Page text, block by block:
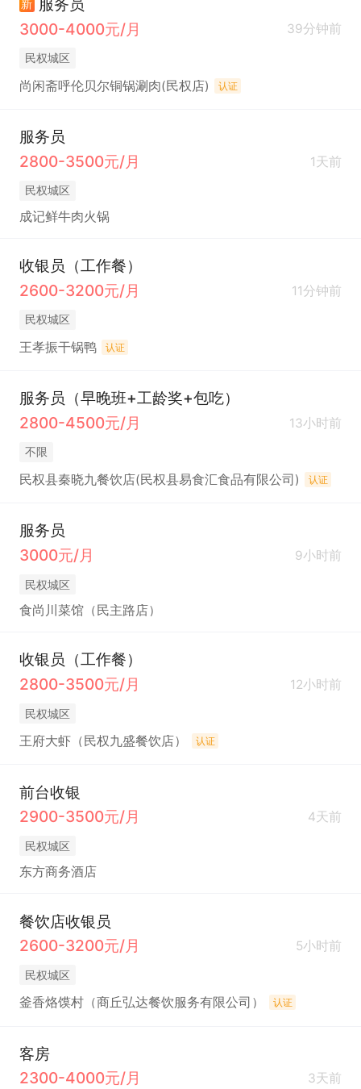
新 服务员
3000-4000元/月
39分钟前
民权城区
尚闲斋呼伦贝尔铜锅涮肉(民权店) 认证
服务员
2800-3500元/月
1天前
民权城区
成记鲜牛肉火锅
收银员（工作餐）
2600-3200元/月
11分钟前
民权城区
王孝振干锅鸭 认证
服务员（早晚班+工龄奖+包吃）
2800-4500元/月
13小时前
不限
民权县秦晓九餐饮店(民权县易食汇食品有限公司) 认证
服务员
3000元/月
9小时前
民权城区
食尚川菜馆（民主路店）
收银员（工作餐）
2800-3500元/月
12小时前
民权城区
王府大虾（民权九盛餐饮店） 认证
前台收银
2900-3500元/月
4天前
民权城区
东方商务酒店
餐饮店收银员
2600-3200元/月
5小时前
民权城区
釜香烙馍村（商丘弘达餐饮服务有限公司） 认证
客房
2300-4000元/月
3天前